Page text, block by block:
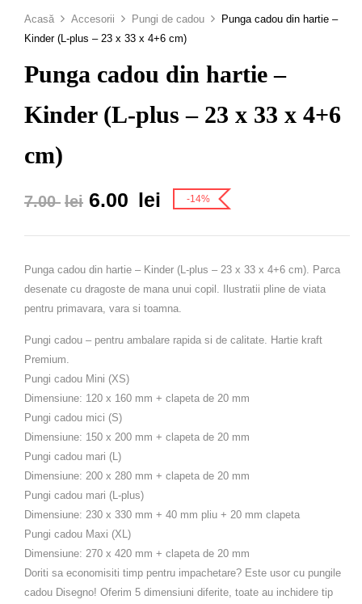
Acasă Accesorii Pungi de cadou
Punga cadou din hartie –
Kinder (L-plus – 23 x 33 x 4+6 cm)
Punga cadou din hartie –
Kinder (L-plus – 23 x 33 x 4+6
cm)
7.00 lei 6.00 lei -14%
Punga cadou din hartie – Kinder (L-plus – 23 x 33 x 4+6 cm).
Parca
desenate cu dragoste de mana unui copil. Ilustratii pline de viata
pentru primavara, vara si toamna.
Pungi cadou – pentru ambalare rapida si de calitate. Hartie kraft
Premium.
Pungi cadou Mini (XS)
Dimensiune: 120 x 160 mm + clapeta de 20 mm
Pungi cadou mici (S)
Dimensiune: 150 x 200 mm + clapeta de 20 mm
Pungi cadou mari (L)
Dimensiune: 200 x 280 mm + clapeta de 20 mm
Pungi cadou mari (L-plus)
Dimensiune: 230 x 330 mm + 40 mm pliu + 20 mm clapeta
Pungi cadou Maxi (XL)
Dimensiune: 270 x 420 mm + clapeta de 20 mm
Doriti sa economisiti timp pentru impachetare? Este usor cu pungile
cadou Disegno! Oferim 5 dimensiuni diferite, toate au inchidere tip